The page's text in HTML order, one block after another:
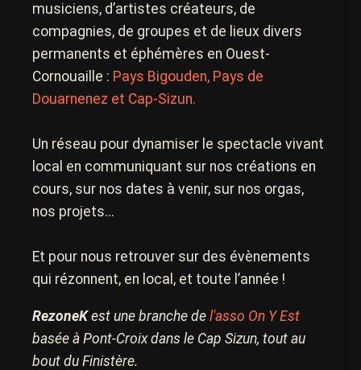
musiciens, d’artistes créateurs, de
compagnies, de groupes et de lieux divers
permanents et éphémères en Ouest-
Cornouaille : Pays Bigouden, Pays de
Douarnenez et Cap-Sizun.
Un réseau pour dynamiser le spectacle vivant
local en communiquant sur nos créations en
cours, sur nos dates à venir, sur nos orgas,
nos projets...
Et pour nous retrouver sur des évènements
qui rézonnent, en local, et toute l’année !
RezoneKest une branche de l'asso On Y Est
basée à Pont-Croix dans le Cap Sizun, tout au
bout du Finistère.